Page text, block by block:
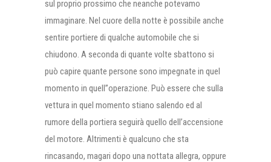
sul proprio prossimo che neanche potevamo
immaginare. Nel cuore della notte è possibile anche
sentire portiere di qualche automobile che si
chiudono. A seconda di quante volte sbattono si
può capire quante persone sono impegnate in quel
momento in quell”operazione. Può essere che sulla
vettura in quel momento stiano salendo ed al
rumore della portiera seguirà quello dell’accensione
del motore. Altrimenti è qualcuno che sta
rincasando, magari dopo una nottata allegra, oppure